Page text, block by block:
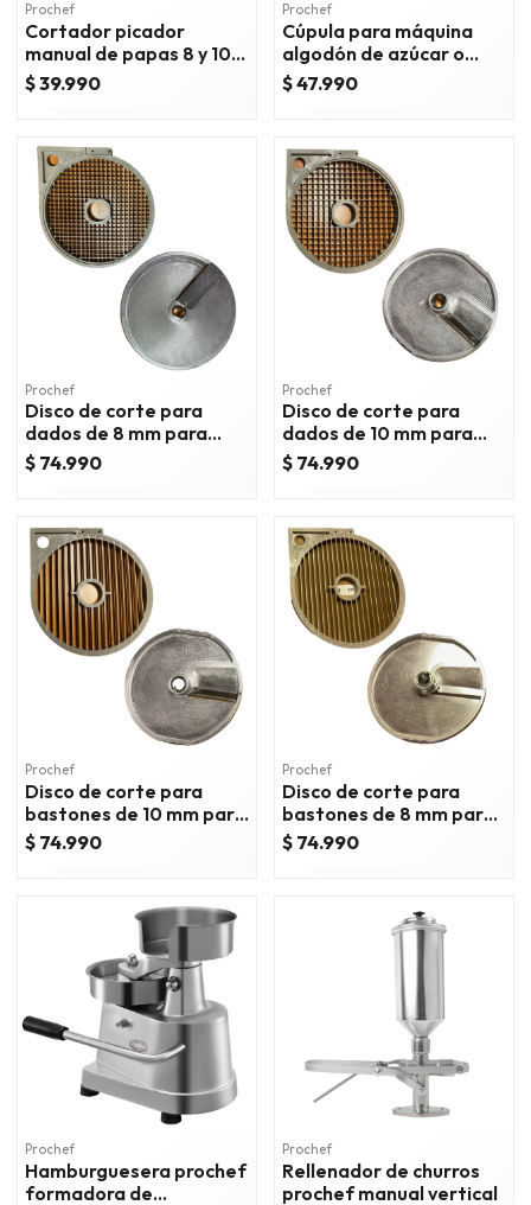
Prochef
Cortador picador
manual de papas 8 y 10
mm.
$ 39.990
Prochef
Cúpula para máquina
algodón de azúcar o
algodonera
$ 47.990
Prochef
Disco de corte para
dados de 8 mm para
procesador hlc-300
$ 74.990
Prochef
Disco de corte para
dados de 10 mm para
procesador hlc-300
$ 74.990
Prochef
Disco de corte para
bastones de 10 mm para
procesador hlc-300
$ 74.990
Prochef
Disco de corte para
bastones de 8 mm para
procesador hlc-300
$ 74.990
Prochef
Hamburguesera prochef
formadora de
Prochef
Rellenador de churros
prochef manual vertical